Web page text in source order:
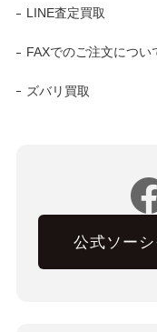
LINE査定買取
FAXでのご注文につい
ズバリ買取
公式ソー